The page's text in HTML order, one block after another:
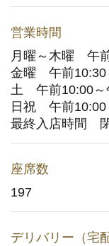
お問い合わせ
ご意見・お問
アプリに関す
メディア取材
(YouTuberの方
店舗用地に関
営業時間
月曜～木曜 午
金曜 午前10:30
土 午前10:00～
日祝 午前10:00
最終入店時間
座席数
197
デリバリー（宅